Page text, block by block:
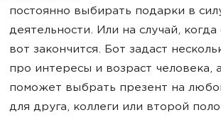
постоянно выбирать подарки в
деятельности. Или на случай,
вот закончится. Бот задаст
про интересы и возраст человека,
поможет выбрать презент на
для друга, коллеги или второй